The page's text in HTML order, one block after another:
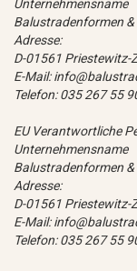
Unternehmensname
Balustradenformen
Adresse:
D-01561
E-Mail:
Telefon: 035 267 55
EU Verantwortliche
Unternehmensname
Balustradenformen
Adresse:
D-01561
E-Mail:
Telefon: 035 267 55